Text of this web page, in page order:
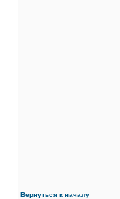
Вернуться к началу